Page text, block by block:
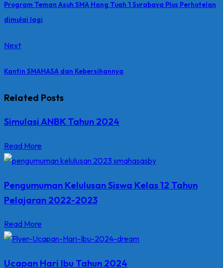
Program Teman Asuh SMA Hang Tuah 1 Surabaya Plus Perhotelan
dimulai lagi
Next
Kantin SMAHASA dan Kebersihannya
Related Posts
Simulasi ANBK Tahun 2024
Read More
Pengumuman Kelulusan Siswa Kelas 12 Tahun
Pelajaran 2022-2023
Read More
Ucapan Hari Ibu Tahun 2024